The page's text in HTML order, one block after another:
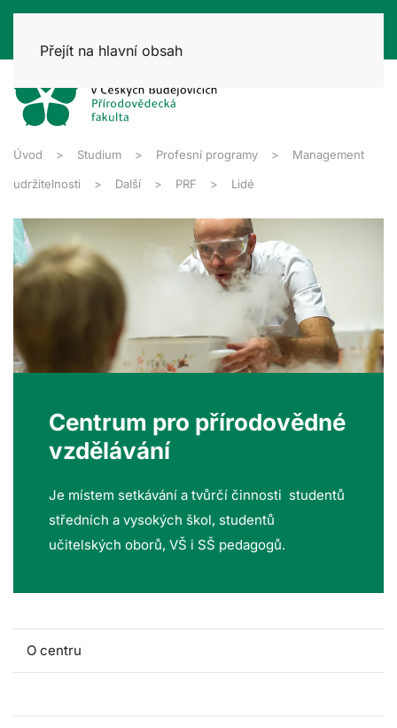
Přejít na hlavní obsah
Úvod Studium Profesní programy Management
udržitelnosti Další PRF Lidé
Centrum pro přírodovědné
vzdělávání
Je místem setkávání a tvůrčí činnosti studentů
středních a vysokých škol, studentů
učitelských oborů, VŠ i SŠ pedagogů.
O centru